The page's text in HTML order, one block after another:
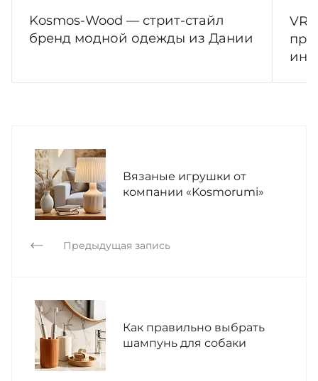
Kosmos-Wood — стрит-стайл
бренд модной одежды из Дании
VR
Вязаные игрушки от
компании «Kosmorumi»
Предыдущая запись
Как правильно выбрать
шампунь для собаки